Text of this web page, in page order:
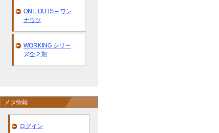
ONE OUTS – ワン
ナウツ
WORKING シリー
ズ全２期
メタ情報
ログイン